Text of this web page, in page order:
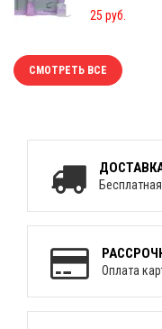
25 руб.
СМОТРЕТЬ ВСЕ
Оплата